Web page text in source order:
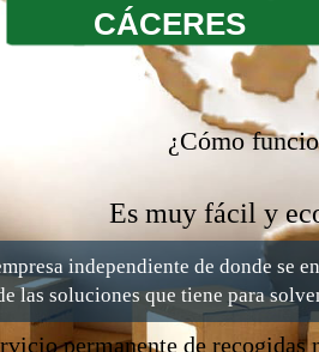
CÁCERES
¿Cómo
Es muy fácil y
independiente de donde se
las soluciones que tiene para
permanente de